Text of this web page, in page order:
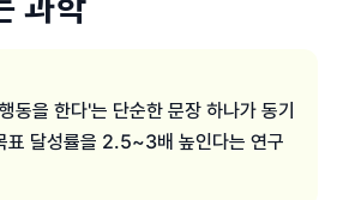
동을 한다'는 단순한 문장 하나가 동기
표 달성률을 2.5~3배 높인다는 연구